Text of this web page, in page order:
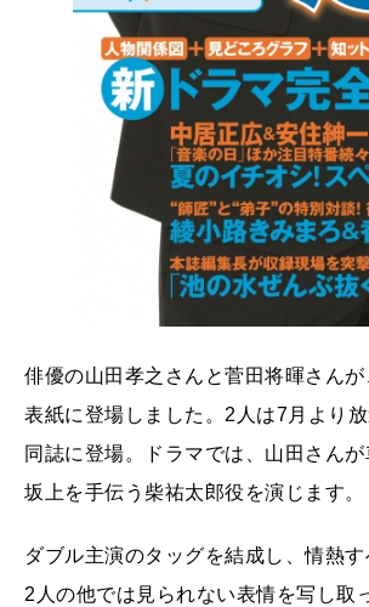
俳優の山田孝之さんと菅田将暉さん
表紙に登場しました。2人は7月より
同誌に登場。ドラマでは、山田さん
坂上を手伝う柴祐太郎役を演じます。
ダブル主演のタッグを結成し、情熱
2人の他では見られない表情を写し取